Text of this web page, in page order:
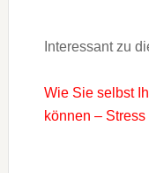
Interessant zu
Wie Sie selbst
können –